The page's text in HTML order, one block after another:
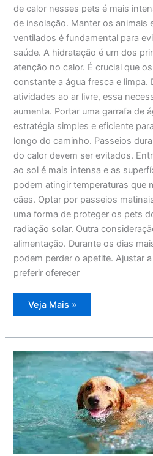
de calor nesses pets é mais
de insolação. Manter os animais
ventilados é fundamental para
saúde. A hidratação é um dos
atenção no calor. É crucial que
constante a água fresca e limpa.
atividades ao ar livre, essa
aumenta. Portar uma garrafa de
estratégia simples e eficiente
longo do caminho. Passeios
do calor devem ser evitados.
ao sol é mais intensa e as
podem atingir temperaturas que
cães. Optar por passeios
uma forma de proteger os pets
radiação solar. Outra
alimentação. Durante os dias
podem perder o apetite. Ajustar
preferir oferecer
Ondas
de
desafios
saúde
dos
pets;
saiba
como
proteger
Veja Mais »